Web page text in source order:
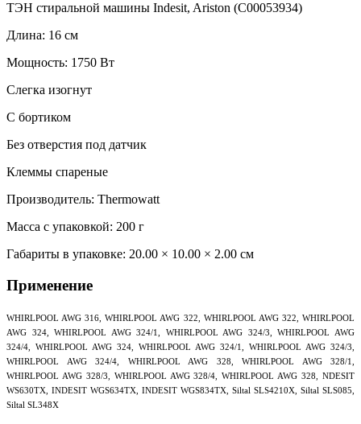
ТЭН стиральной машины Indesit, Ariston (C00053934)
Длина: 16 см
Мощность: 1750 Вт
Слегка изогнут
С бортиком
Без отверстия под датчик
Клеммы спареные
Производитель: Thermowatt
Масса с упаковкой: 200 г
Габариты в упаковке: 20.00 × 10.00 × 2.00 см
Применение
WHIRLPOOL AWG 316, WHIRLPOOL AWG 322, WHIRLPOOL AWG 322, WHIRLPOOL
AWG 324, WHIRLPOOL AWG 324/1, WHIRLPOOL AWG 324/3, WHIRLPOOL AWG
324/4, WHIRLPOOL AWG 324, WHIRLPOOL AWG 324/1, WHIRLPOOL AWG 324/3,
WHIRLPOOL AWG 324/4, WHIRLPOOL AWG 328, WHIRLPOOL AWG 328/1,
WHIRLPOOL AWG 328/3, WHIRLPOOL AWG 328/4, WHIRLPOOL AWG 328, NDESIT
WS630TX, INDESIT WGS634TX, INDESIT WGS834TX, Siltal SLS4210X, Siltal SLS085,
Siltal SL348X